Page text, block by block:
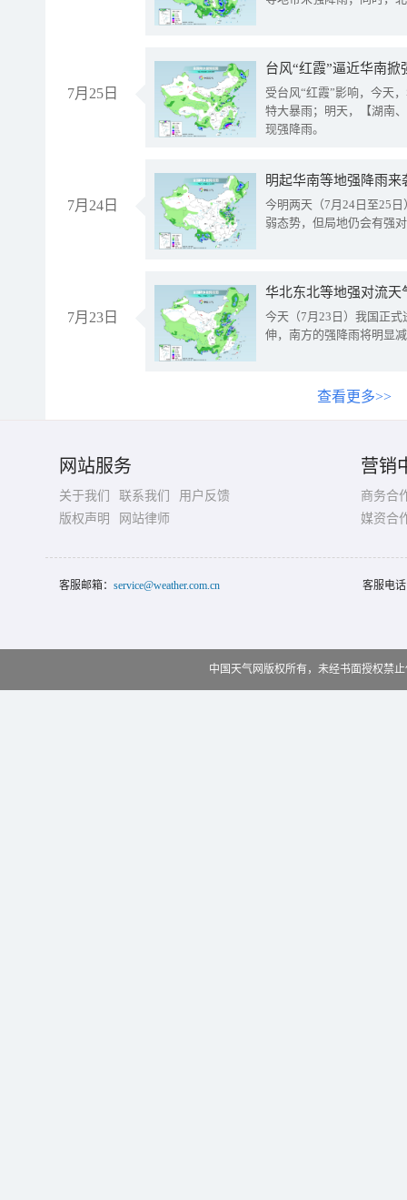
7月25日
台风“红霞”逼近华南
受台风“红霞”影响，今天
特大暴雨；明天，【湖南
现强降雨。
7月24日
明起华南等地强降雨
今明两天（7月24日至25
弱态势，但局地仍会有强
7月23日
华北东北等地强对流天
今天（7月23日）我国正
伸，南方的强降雨将明显
查看更多>>
网站服务
关于我们 联系我们
用户反馈
版权声明
网站律师
营销
商务合
媒资合
客服邮箱： service@weather.com.cn 客服电
中国天气网版权所有，未经书面授权